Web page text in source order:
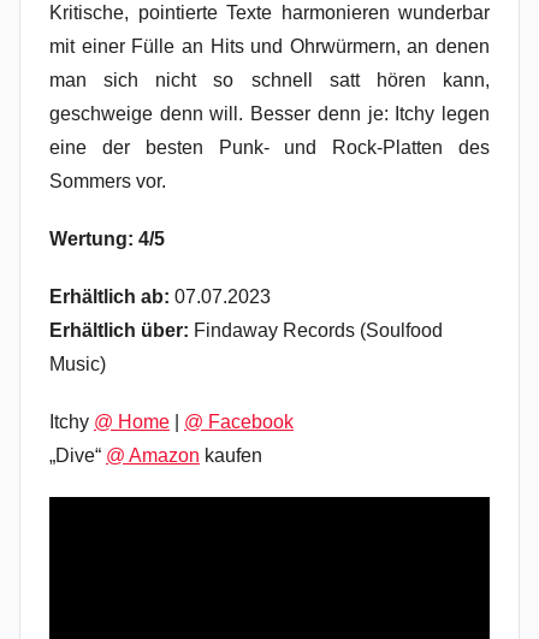
Kritische, pointierte Texte harmonieren wunderbar
mit einer Fülle an Hits und Ohrwürmern, an denen
man sich nicht so schnell satt hören kann,
geschweige denn will. Besser denn je: Itchy legen
eine der besten Punk- und Rock-Platten des
Sommers vor.
Wertung: 4/5
Erhältlich ab: 07.07.2023
Erhältlich über: Findaway Records (Soulfood
Music)
Itchy @ Home
@ Facebook
„Dive“ @ Amazon kaufen